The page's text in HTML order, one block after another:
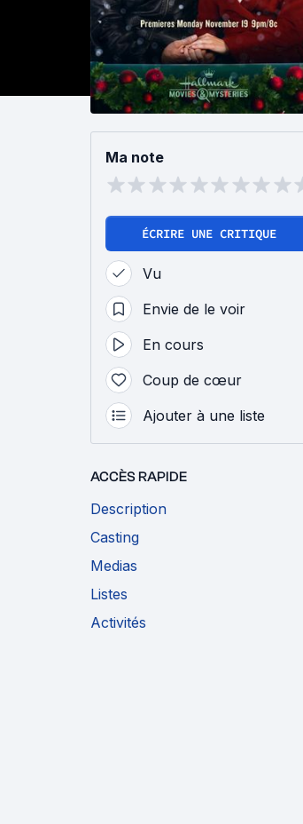
Ma note
ÉCRIRE UNE CRITIQUE
Vu
Envie de le voir
En cours
Coup de cœur
Ajouter à une liste
ACCÈS RAPIDE
Description
Casting
Medias
Listes
Activités